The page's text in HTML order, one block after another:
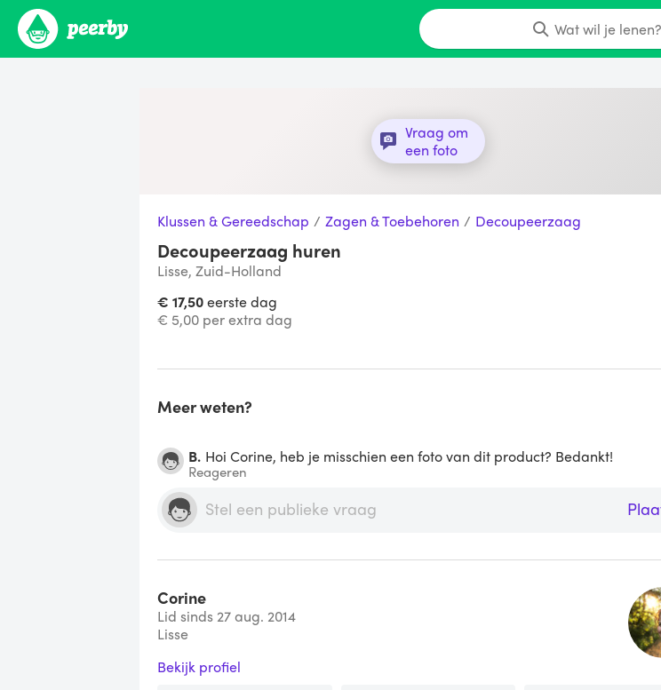
Wat wil je lenen?
Vraag om
een foto
Klussen & Gereedschap / Zagen & Toebehoren / Decoupeerzaag
Decoupeerzaag huren
Lisse, Zuid-Holland
€ 17,50eerste dag
€ 5,00 per extra dag
Meer weten?
B. Hoi Corine, heb je misschien een foto van dit product? Bedankt!
Reageren
Corine
Lid sinds 27 aug. 2014
Lisse
Bekijk profiel